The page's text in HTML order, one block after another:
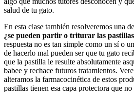
salud de tu gato.
En esta clase también resolveremos una
¿se pueden partir o triturar las
respuesta no es tan simple como un sí o
de hacerlo mal pueden ser que tu gato
que la pastilla le resulte absolutamente
babee y rechace futuros tratamientos.
alteramos la farmacocinética de estos
pastillas tienen esa capa protectora que